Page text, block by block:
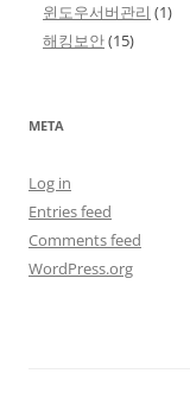
윈도우서버관리 (1)
해킹보안(15)
META
Log in
Entries feed
Comments feed
WordPress.org